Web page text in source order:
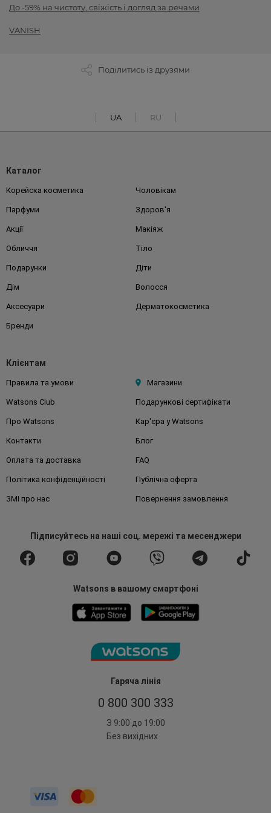
До -59% на чистоту, свіжість і догляд за речами
VANISH
Поділитись із друзями
UA RU
Гаряча лінія
0 800 300 333
З 9:00 до 19:00
Без вихідних
Каталог
Корейска косметика Чоловікам
Парфуми Здоров'я
Акції Макіяж
Обличчя Тіло
Подарунки Діти
Дім Волосся
Аксесуари Дерматокосметика
Бренди
Клієнтам
Правила та умови Магазини
Watsons Club Подарункові сертифікати
Про Watsons Кар'єра у Watsons
Контакти Блог
Оплата та доставка FAQ
Політика конфіденційності Публічна оферта
ЗМІ про нас Повернення замовлення
Підписуйтесьна наші соц. мережі та месенджери
Watsons в вашому смартфоні